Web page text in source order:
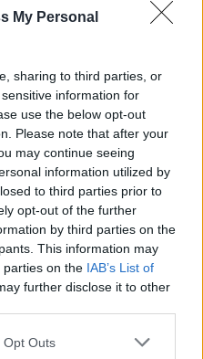
My Personal
sharing to third parties, or
information for
use the below opt-out
Please note that after your
may continue seeing
information utilized by
to third parties prior to
opt-out of the further
by third parties on the
This information may
parties on the IAB’s List of
further disclose it to other
Opt Outs
FIDI
ALLE PMI
FIDI
piccole e medie imprese
Centrale S.p.A.